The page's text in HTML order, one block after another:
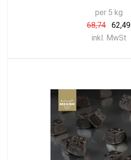
per 5 kg
68,74
62,49
inkl. MwSt